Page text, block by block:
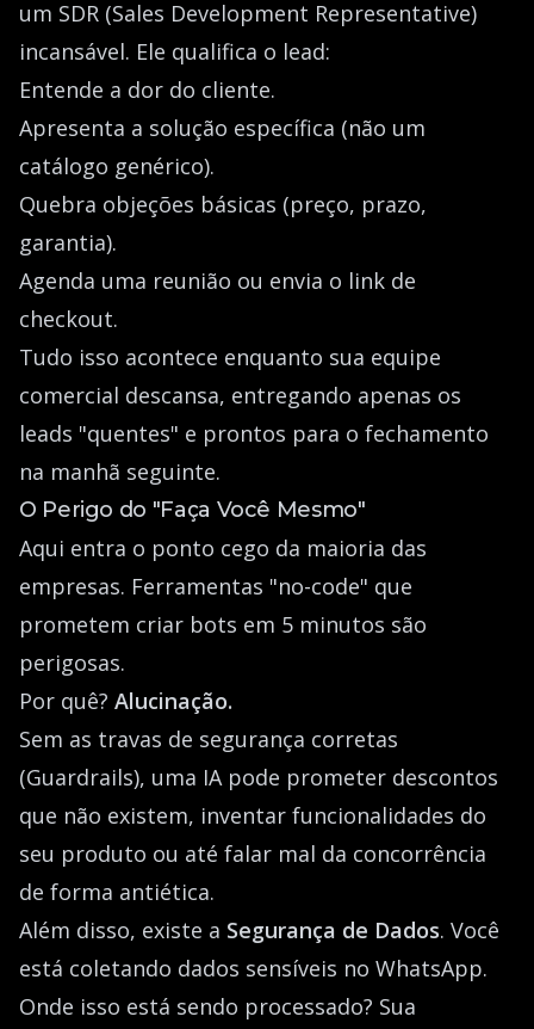
um SDR (Sales Development Representative)
incansável. Ele qualifica o lead:
Entende a dor do cliente.
Apresenta a solução específica (não um
catálogo genérico).
Quebra objeções básicas (preço, prazo,
garantia).
Agenda uma reunião ou envia o link de
checkout.
Tudo isso acontece enquanto sua equipe
comercial descansa, entregando apenas os
leads "quentes" e prontos para o fechamento
na manhã seguinte.
O Perigo do "Faça Você Mesmo"
Aqui entra o ponto cego da maioria das
empresas. Ferramentas "no-code" que
prometem criar bots em 5 minutos são
perigosas.
Por quê? Alucinação.
Sem as travas de segurança corretas
(Guardrails), uma IA pode prometer descontos
que não existem, inventar funcionalidades do
seu produto ou até falar mal da concorrência
de forma antiética.
Além disso, existe a Segurança de Dados. Você
está coletando dados sensíveis no WhatsApp.
Onde isso está sendo processado? Sua